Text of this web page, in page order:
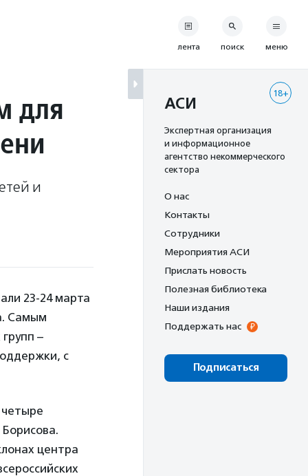
для
и
23-24 марта
Самым
–
с
центра
лента поиск меню
18+
АСИ
Экспертная организация
и информационное
агентство некоммерческого
сектора
О нас
Контакты
Сотрудники
Мероприятия АСИ
Прислать новость
Полезная библиотека
Наши издания
Поддержать нас
Подписаться